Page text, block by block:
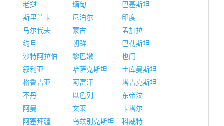
老挝
缅甸
巴基斯坦
斯里兰卡
尼泊尔
印度
马尔代夫
蒙古
孟加拉
约旦
朝鲜
巴勒斯坦
沙特阿拉伯
黎巴嫩
也门
叙利亚
哈萨克斯坦
土库曼斯坦
格鲁吉亚
阿富汗
塔吉克斯坦
不丹
以色列
东帝汶
阿曼
文莱
卡塔尔
阿塞拜疆
乌兹别克斯坦
科威特